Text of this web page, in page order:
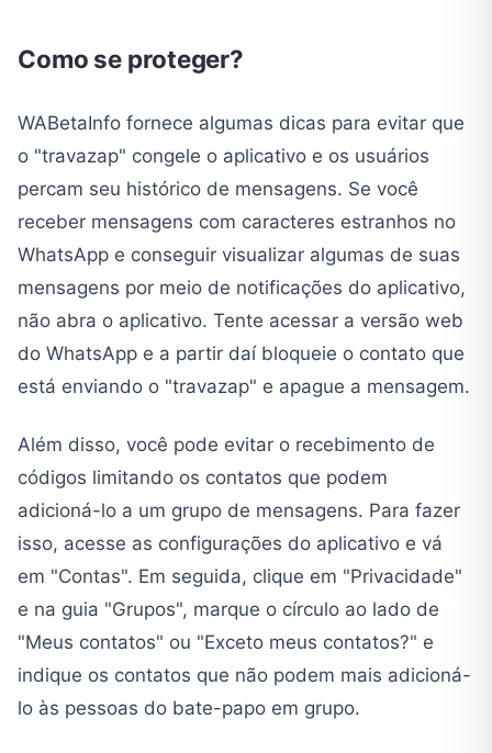
Como se proteger?
WABetaInfo fornece algumas dicas para evitar que
o "travazap" congele o aplicativo e os usuários
percam seu histórico de mensagens. Se você
receber mensagens com caracteres estranhos no
WhatsApp e conseguir visualizar algumas de suas
mensagens por meio de notificações do aplicativo,
não abra o aplicativo. Tente acessar a versão web
do WhatsApp e a partir daí bloqueie o contato que
está enviando o "travazap" e apague a mensagem.
Além disso, você pode evitar o recebimento de
códigos limitando os contatos que podem
adicioná-lo a um grupo de mensagens. Para fazer
isso, acesse as configurações do aplicativo e vá
em "Contas". Em seguida, clique em "Privacidade"
e na guia "Grupos", marque o círculo ao lado de
"Meus contatos" ou "Exceto meus contatos?" e
indique os contatos que não podem mais adicioná-
lo às pessoas do bate-papo em grupo.